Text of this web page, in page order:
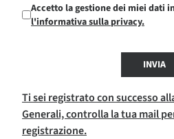
Accetto la gestione dei miei dati
l'informativa sulla privacy.
INVIA
Ti sei registrato con successo
Generali, controlla la tua mail
registrazione.